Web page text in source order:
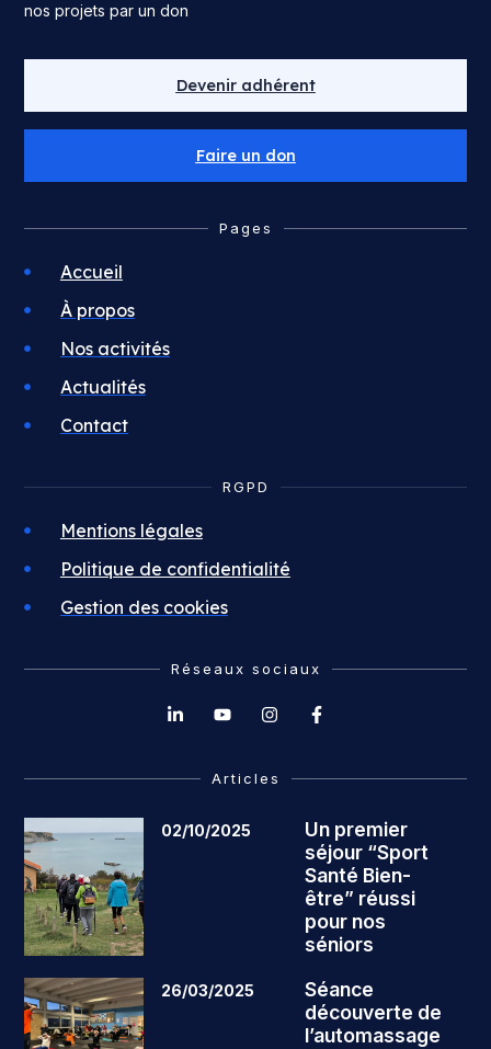
nos projets par un don
Devenir adhérent
Faire un don
Pages
Accueil
À propos
Nos activités
Actualités
Contact
RGPD
Mentions légales
Politique de confidentialité
Gestion des cookies
Réseaux sociaux
Articles
02/10/2025
Un premier
séjour “Sport
Santé Bien-
être” réussi
pour nos
séniors
26/03/2025
Séance
découverte de
l’automassage